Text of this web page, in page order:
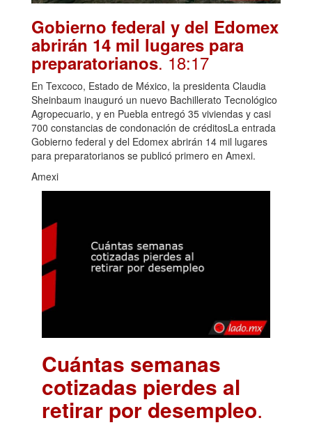
Gobierno federal y del Edomex
abrirán 14 mil lugares para
preparatorianos. 18:17
En Texcoco, Estado de México, la presidenta Claudia
Sheinbaum inauguró un nuevo Bachillerato Tecnológico
Agropecuario, y en Puebla entregó 35 viviendas y casi
700 constancias de condonación de créditosLa entrada
Gobierno federal y del Edomex abrirán 14 mil lugares
para preparatorianos se publicó primero en Amexi.
Amexi
Cuántas semanas
cotizadas pierdes al
retirar por desempleo.